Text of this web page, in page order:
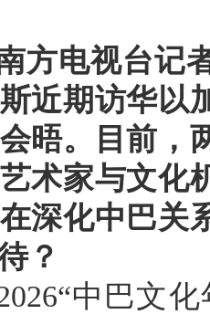
方电视台记
近期访华以
晤。目前，
术家与文化
深化中巴关
？
中巴文